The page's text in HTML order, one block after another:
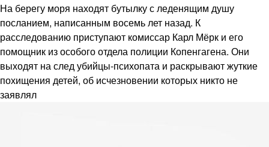
На берегу моря находят бутылку с леденящим душу
посланием, написанным восемь лет назад. К
расследованию приступают комиссар Карл Мёрк и его
помощник из особого отдела полиции Копенгагена. Они
выходят на след убийцы-психопата и раскрывают жуткие
похищения детей, об исчезновении которых никто не
заявлял